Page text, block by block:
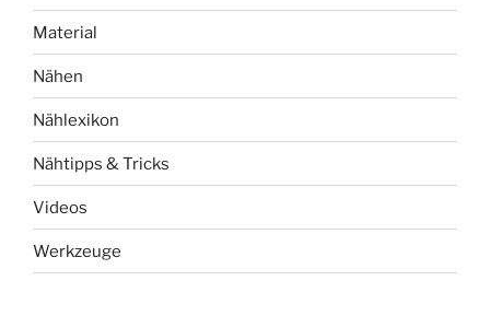
Material
Nähen
Nählexikon
Nähtipps & Tricks
Videos
Werkzeuge